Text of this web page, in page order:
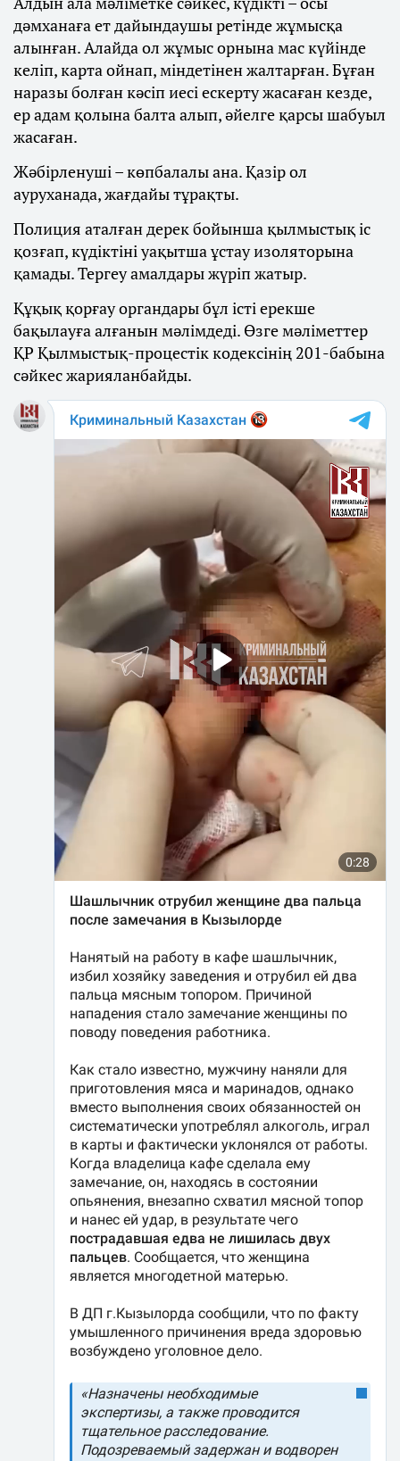
дәмханаға ет дайындаушы ретінде жұмысқа
алынған. Алайда ол жұмыс орнына мас күйінде
келіп, карта ойнап, міндетінен жалтарған. Бұған
наразы болған кәсіп иесі ескерту жасаған кезде,
ер адам қолына балта алып, әйелге қарсы шабуыл
жасаған.
Жәбірленуші – көпбалалы ана. Қазір ол
ауруханада, жағдайы тұрақты.
Полиция аталған дерек бойынша қылмыстық іс
қозғап, күдіктіні уақытша ұстау изоляторына
қамады. Тергеу амалдары жүріп жатыр.
Құқық қорғау органдары бұл істі ерекше
бақылауға алғанын мәлімдеді. Өзге мәліметтер
ҚР Қылмыстық-процестік кодексінің 201-бабына
сәйкес жарияланбайды.